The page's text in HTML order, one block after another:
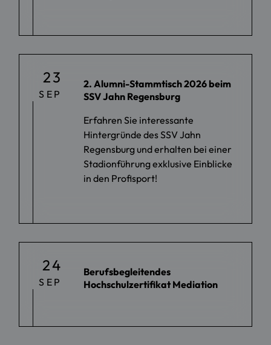
23
SEP
2. Alumni-Stammtisch 2026 beim
SSV Jahn Regensburg
Erfahren Sie interessante
Hintergründe des SSV Jahn
Regensburg und erhalten bei einer
Stadionführung exklusive Einblicke
in den Profisport!
24
SEP
Berufsbegleitendes
Hochschulzertifikat Mediation